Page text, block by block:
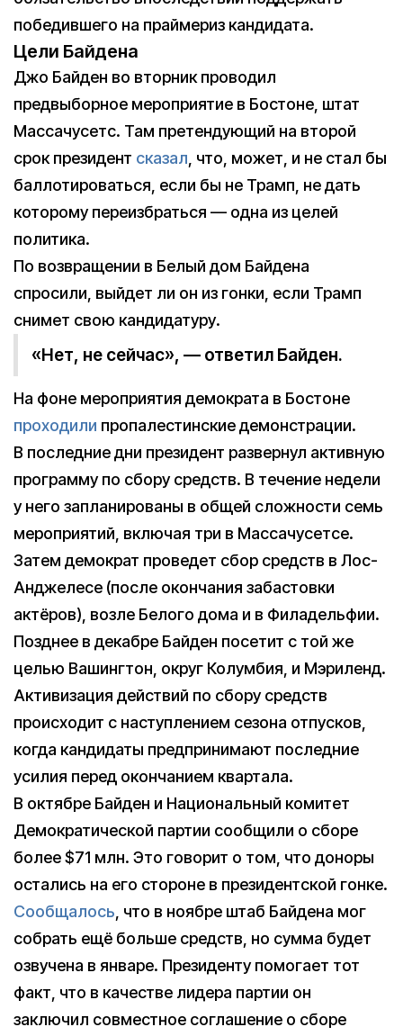
победившего на праймериз кандидата.
Цели Байдена
Джо Байден во вторник проводил
предвыборное мероприятие в Бостоне, штат
Массачусетс. Там претендующий на второй
срок президент сказал, что, может, и не стал бы
баллотироваться, если бы не Трамп, не дать
которому переизбраться — одна из целей
политика.
По возвращении в Белый дом Байдена
спросили, выйдет ли он из гонки, если Трамп
снимет свою кандидатуру.
«Нет, не сейчас», — ответил Байден.
На фоне мероприятия демократа в Бостоне
проходили пропалестинские демонстрации.
В последние дни президент развернул активную
программу по сбору средств. В течение недели
у него запланированы в общей сложности семь
мероприятий, включая три в Массачусетсе.
Затем демократ проведет сбор средств в Лос-
Анджелесе (после окончания забастовки
актёров), возле Белого дома и в Филадельфии.
Позднее в декабре Байден посетит с той же
целью Вашингтон, округ Колумбия, и Мэриленд.
Активизация действий по сбору средств
происходит с наступлением сезона отпусков,
когда кандидаты предпринимают последние
усилия перед окончанием квартала.
В октябре Байден и Национальный комитет
Демократической партии сообщили о сборе
более $71 млн. Это говорит о том, что доноры
остались на его стороне в президентской гонке.
Сообщалось, что в ноябре штаб Байдена мог
собрать ещё больше средств, но сумма будет
озвучена в январе. Президенту помогает тот
факт, что в качестве лидера партии он
заключил совместное соглашение о сборе